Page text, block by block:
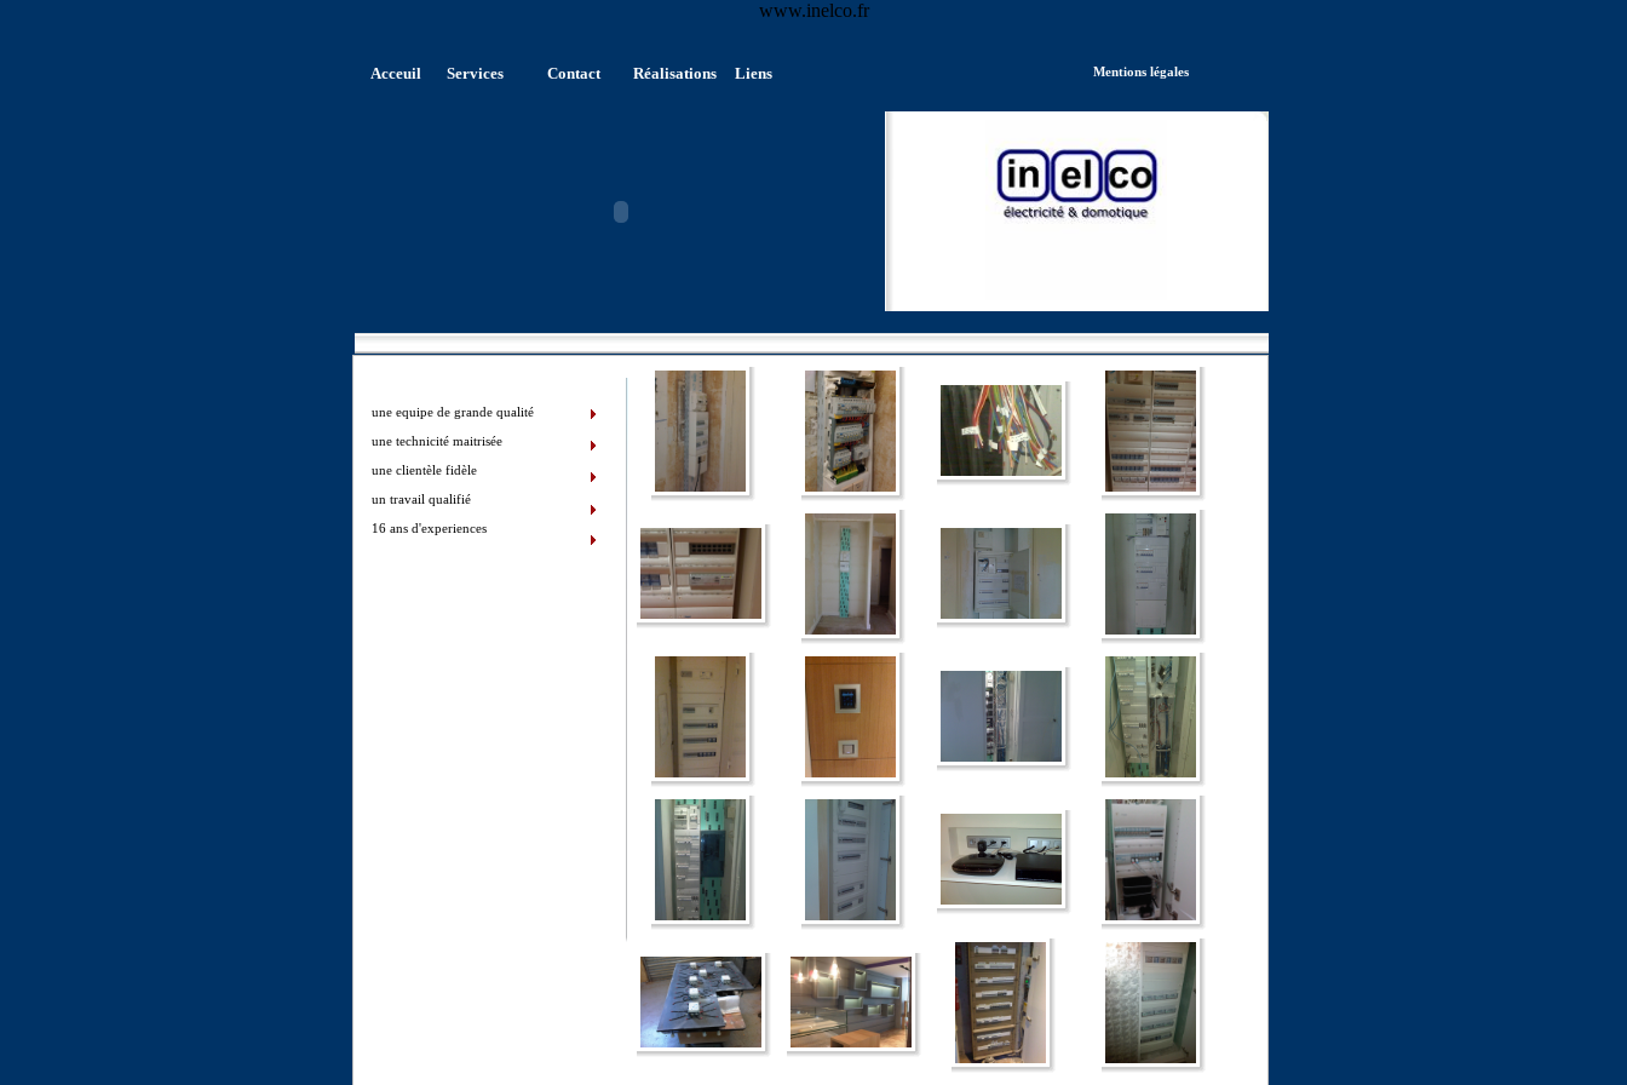
www.inelco.fr
une equipe de grande qualité
une technicité maitrisée
une clientèle fidèle
un travail qualifié
16 ans d'experiences
Acceuil Services Contact Réalisations Liens Mentions légales